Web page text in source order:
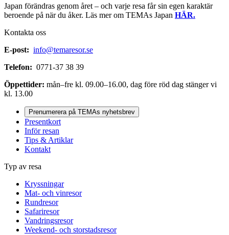
Japan förändras genom året – och varje resa får sin egen karaktär
beroende på när du åker. Läs mer om TEMAs Japan HÄR.
Kontakta oss
E-post: info@temaresor.se
Telefon: 0771-37 38 39
Öppettider: mån–fre kl. 09.00–16.00, dag före röd dag stänger vi
kl. 13.00
Prenumerera på TEMAs nyhetsbrev
Presentkort
Inför resan
Tips & Artiklar
Kontakt
Typ av resa
Kryssningar
Mat- och vinresor
Rundresor
Safariresor
Vandringsresor
Weekend- och storstadsresor